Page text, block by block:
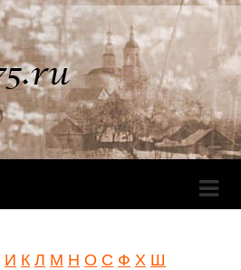
И К Л М Н О С Ф Х Ш